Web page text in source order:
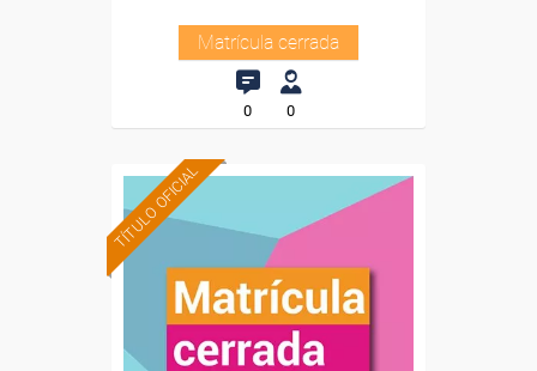
Matrícula cerrada
0 0
TÍTULO OFICIAL